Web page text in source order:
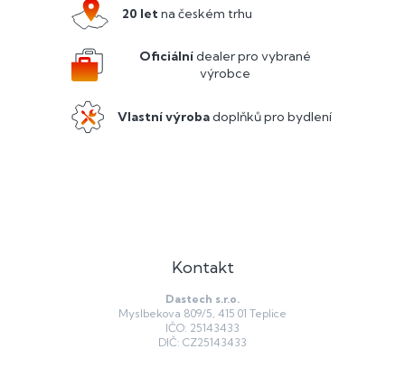
c
p
r
v
y
20 letna českém trhu
Oficiálnídealer pro vybrané
výrobce
Vlastní výrobadoplňků pro bydlení
Kontakt
Dastech s.r.o.
Myslbekova 809/5, 415 01 Teplice
IČO: 25143433
DIČ: CZ25143433